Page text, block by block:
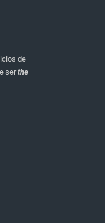
de
serthe